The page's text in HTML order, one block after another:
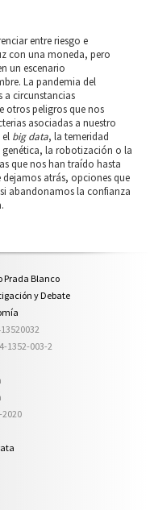
entre riesgo e
con una moneda, pero
un escenario
La pandemia del
a circunstancias
otros peligros que nos
asociadas a nuestro
big data, la temeridad
la robotización o la
que nos han traído hasta
dejamos atrás, opciones que
abandonamos la confianza
Prada Blanco
y Debate
1352-003-2